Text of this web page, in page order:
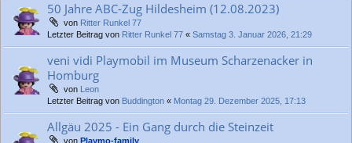
50 Jahre ABC-Zug Hildesheim (12.08.2023)
von Ritter Runkel 77
Letzter Beitrag von Ritter Runkel 77 « Samstag 3. Januar 2026, 21:29
veni vidi Playmobil im Museum Scharzenacker in
Homburg
von
Leon
Letzter Beitrag von Buddington « Montag 29. Dezember 2025, 17:13
Allgäu 2025 - Ein Gang durch die Steinzeit
von Playmo-family